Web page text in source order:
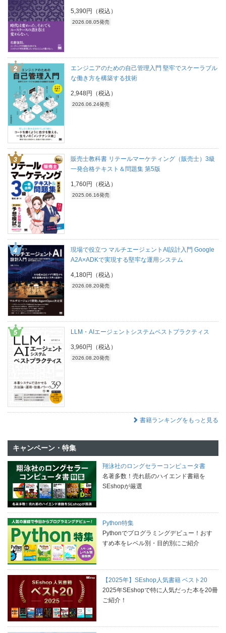
5,390円（税込）
2026.08.05発売
エンジニアのための自己管理入門 堅牢でスケーラブル
な働き方を構築する技術
2,948円（税込）
2026.06.24発売
販売士教科書 リテールマーケティング（販売士）3級
一発合格テキスト＆問題集 第5版
1,760円（税込）
2025.06.16発売
現場で役立つ マルチエージェントAI設計入門 Google
A2A×ADKで実現する堅牢な運用システム
4,180円（税込）
2026.08.20発売
LLM・AIエージェントシステムベストプラクティス
3,960円（税込）
2026.08.20発売
書籍ランキングをもっと見る
キャンペーン・特集
翔泳社のロングセラーコンピュータ書
名著多数！売れ筋のハイエンド書籍を
SEshopが厳選
Python特集
Pythonでプログラミングデビュー！おす
すめ本をレベル別・目的別にご紹介
【2025年】SEshop人気書籍 ベスト20
2025年SEshopで特に人気だった本を20冊
ご紹介！